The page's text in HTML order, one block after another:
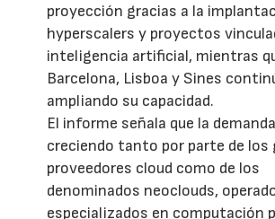
proyección gracias a la
hyperscalers y proyectos
inteligencia artificial, mientras
Barcelona, Lisboa y Sines
ampliando su capacidad.
El informe señala que la
creciendo tanto por parte de los
proveedores cloud como de los
denominados neoclouds,
especializados en computación